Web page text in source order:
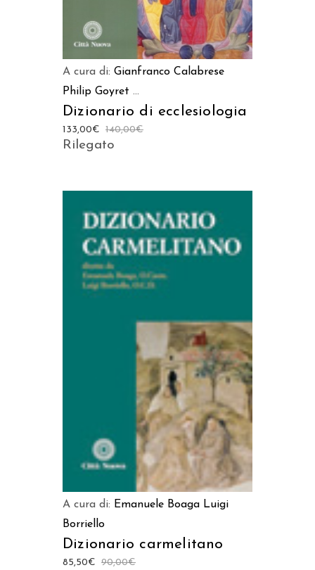
A cura di: Gianfranco Calabrese
Philip Goyret ...
Dizionario di ecclesiologia
140,00€
133,00€
Rilegato
AGGIUNGI AL CARRELLO
A cura di: Emanuele Boaga Luigi
Borriello
Dizionario carmelitano
90,00€
85,50€